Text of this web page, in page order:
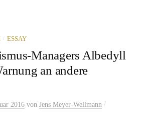
/ ESSAY
Managers Albedyll
an andere
2016 von Jens Meyer-Wellmann /